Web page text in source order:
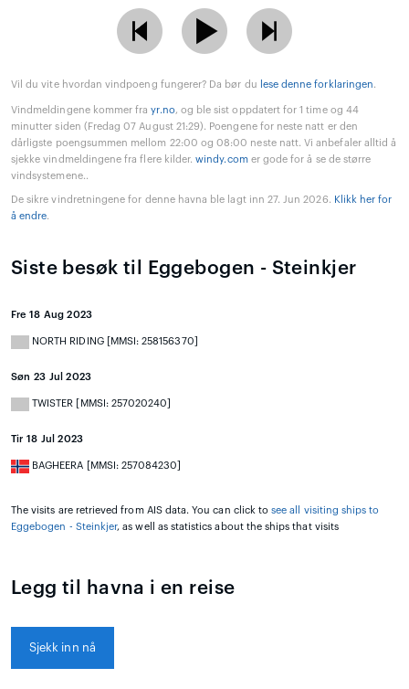
Vil du vite hvordan vindpoeng fungerer? Da bør du lese denne forklaringen.
Vindmeldingene kommer frayr.no, og ble sist oppdatert for 1 time og 44
minutter siden (Fredag 07 August 21:29). Poengene for neste natt er den
dårligste poengsummen mellom 22:00 og 08:00 neste natt. Vi anbefaler alltid å
sjekke vindmeldingene fra flere kilder.windy.comer gode for å se de større
vindsystemene..
De sikre vindretningene for denne havna ble lagt inn 27. Jun 2026. Klikk her for
å endre.
Siste besøk til Eggebogen - Steinkjer
Fre 18 Aug 2023
NORTH RIDING [MMSI: 258156370]
Søn 23 Jul 2023
TWISTER [MMSI: 257020240]
Tir 18 Jul 2023
BAGHEERA [MMSI: 257084230]
The visits are retrieved from AIS data. You can click tosee all visiting ships to
Eggebogen - Steinkjer, as well as statistics about the ships that visits
Legg til havna i en reise
Sjekk inn nå